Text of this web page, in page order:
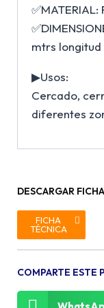
mtrs longitud
▶Usos:
Cercado,
diferentes
DESCARGAR
FICHA
TÉCNICA
COMPARTE ESTE